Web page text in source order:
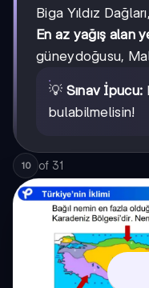
Biga Yıldız
En az yağış alan
güneydoğusu,
💡 Sınav İpucu:
bulabilmelisin!
10 of 31